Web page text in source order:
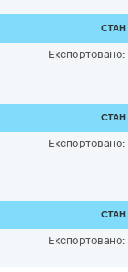
СТАН
Експортовано:
СТАН
Експортовано:
СТАН
Експортовано: